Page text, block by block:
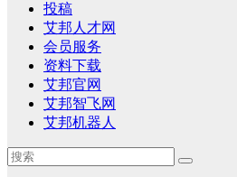
投稿
艾邦人才网
会员服务
资料下载
艾邦官网
艾邦智飞网
艾邦机器人